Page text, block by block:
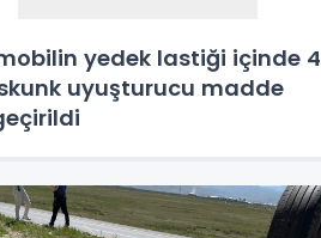
yedek lastiği içinde 4
uyuşturucu madde